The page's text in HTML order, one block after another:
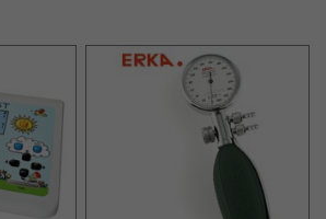
HINZUFÜGEN